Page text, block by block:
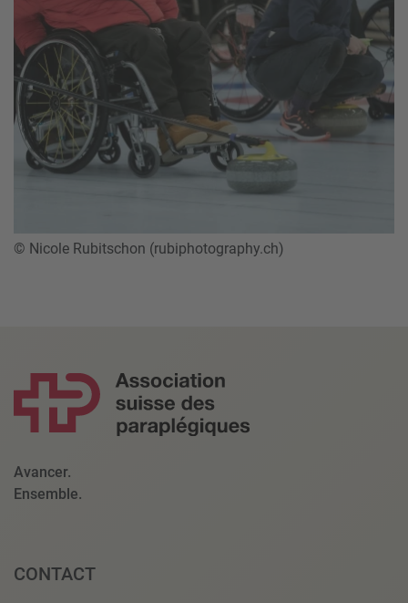
© Nicole Rubitschon (rubiphotography.ch)
Avancer.
Ensemble.
CONTACT